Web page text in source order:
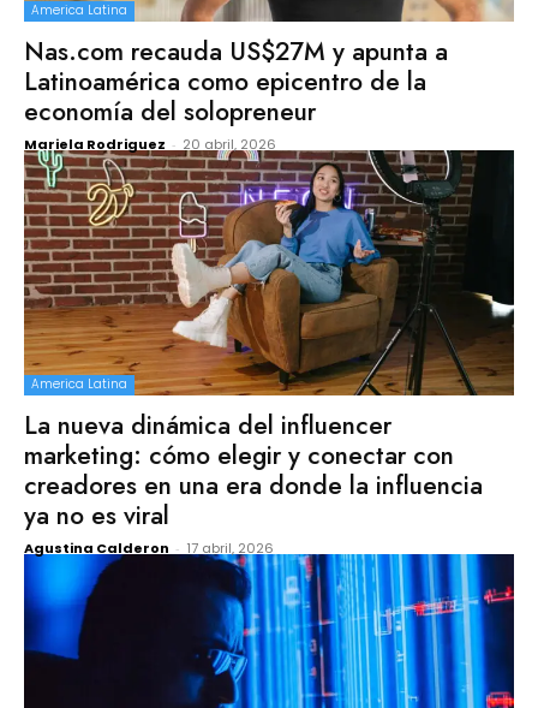
America Latina
Nas.com recauda US$27M y apunta a
Latinoamérica como epicentro de la
economía del solopreneur
Mariela Rodriguez - 20 abril, 2026
America Latina
La nueva dinámica del influencer
marketing: cómo elegir y conectar con
creadores en una era donde la influencia
ya no es viral
Agustina Calderon - 17 abril, 2026